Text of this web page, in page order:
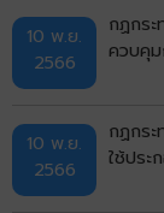
10 พ.ย.
2566
กฏกระ
ควบคุ
10 พ.ย.
2566
กฏกร
ใช้ประ